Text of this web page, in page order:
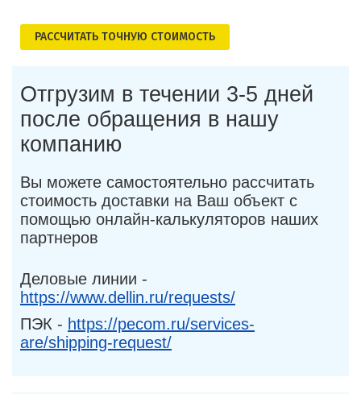
РАСCЧИТАТЬ ТОЧНУЮ СТОИМОСТЬ
Отгрузим в течении 3-5 дней
после обращения в нашу
компанию
Вы можете самостоятельно рассчитать
стоимость доставки на Ваш объект с
помощью онлайн-калькуляторов наших
партнеров
Деловые линии -
https://www.dellin.ru/requests/
ПЭК - https://pecom.ru/services-
are/shipping-request/